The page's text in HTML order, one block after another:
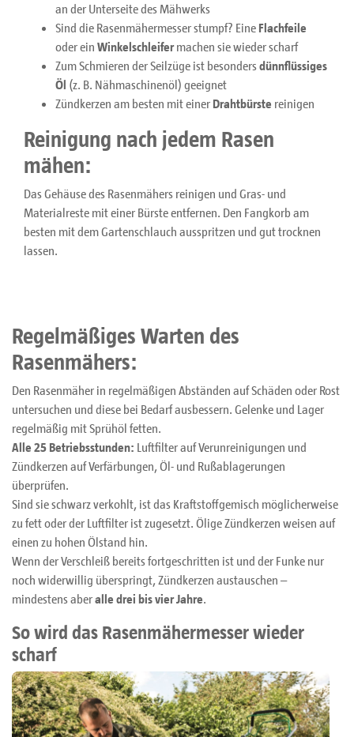
an der Unterseite des Mähwerks
Sind die Rasenmähermesser stumpf? Eine Flachfeile
oder ein Winkelschleifermachen sie wieder scharf
Zum Schmieren der Seilzüge ist besondersdünnflüssiges
Öl (z. B. Nähmaschinenöl) geeignet
Zündkerzen am besten mit einer Drahtbürste reinigen
Reinigung nach jedem Rasen
mähen:
Das Gehäuse des Rasenmähers reinigen und Gras- und
Materialreste mit einer Bürste entfernen. Den Fangkorb am
besten mit dem Gartenschlauch ausspritzen und gut trocknen
lassen.
Regelmäßiges Warten des
Rasenmähers:
Den Rasenmäher in regelmäßigen Abständen auf Schäden oder Rost
untersuchen und diese bei Bedarf ausbessern. Gelenke und Lager
regelmäßig mit Sprühöl fetten.
Alle 25 Betriebsstunden: Luftfilter auf Verunreinigungen und
Zündkerzen auf Verfärbungen, Öl- und Rußablagerungen
überprüfen.
Sind sie schwarz verkohlt, ist das Kraftstoffgemisch möglicherweise
zu fett oder der Luftfilter ist zugesetzt. Ölige Zündkerzen weisen auf
einen zu hohen Ölstand hin.
Wenn der Verschleiß bereits fortgeschritten ist und der Funke nur
noch widerwillig überspringt, Zündkerzen austauschen –
mindestens aberalle drei bis vier Jahre.
So wird das Rasenmähermesser wieder
scharf